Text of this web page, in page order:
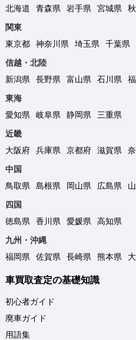
北海道
青森県 岩手県 宮城県
関東
東京都
神奈川県 埼玉県 千葉県
信越・北陸
新潟県
長野県 富山県 石川県
東海
愛知県
岐阜県 静岡県
三重県
近畿
大阪府
兵庫県 京都府 滋賀県
中国
鳥取県
島根県 岡山県 広島県
四国
徳島県
香川県 愛媛県
高知県
九州・沖縄
福岡県
佐賀県 長崎県 熊本県
車買取査定の基礎知識
初心者ガイド
廃車ガイド
用語集